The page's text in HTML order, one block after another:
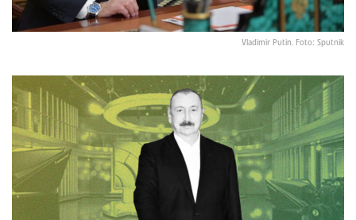
Vladimir Putin. Foto: Sputnik